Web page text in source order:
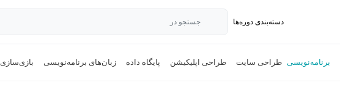
دسته‌بندی‌ دوره‌ها جستجو در
برنامه‌نویسی طراحی سایت طراحی اپلیکیشن پایگاه داده زبان‌های برنامه‌نویسی بازی‌سازی